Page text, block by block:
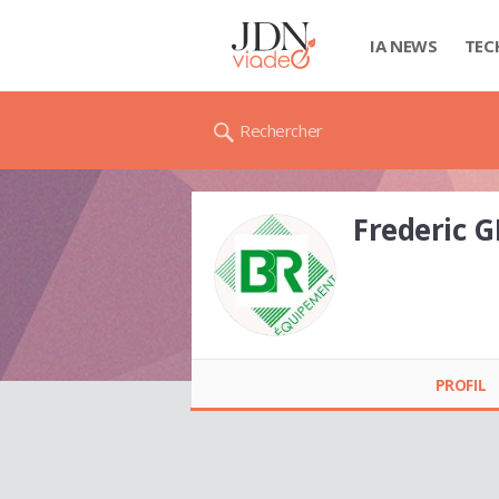
IA NEWS
Rechercher
Frederic
GRANSEIGNE
Frederic
PROFIL